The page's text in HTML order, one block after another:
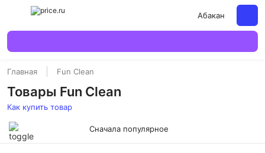
Абакан
Главная Fun Clean
Товары Fun Clean
Как купить товар
Сначала популярное